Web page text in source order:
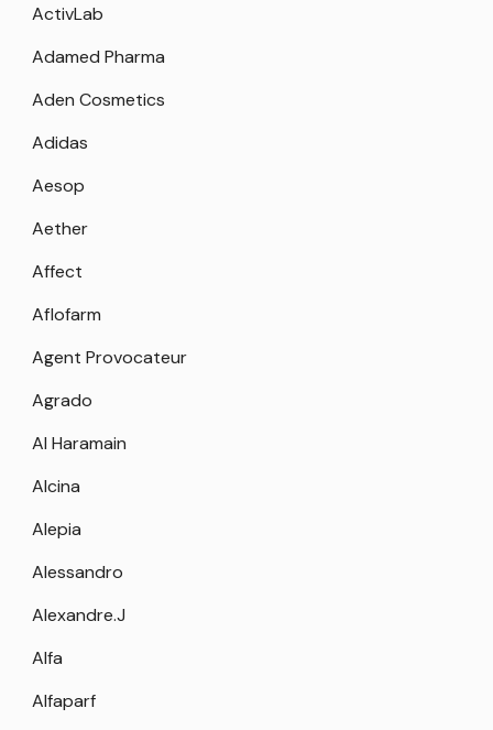
ActivLab
Adamed Pharma
Aden Cosmetics
Adidas
Aesop
Aether
Affect
Aflofarm
Agent Provocateur
Agrado
Al Haramain
Alcina
Alepia
Alessandro
Alexandre.J
Alfa
Alfaparf